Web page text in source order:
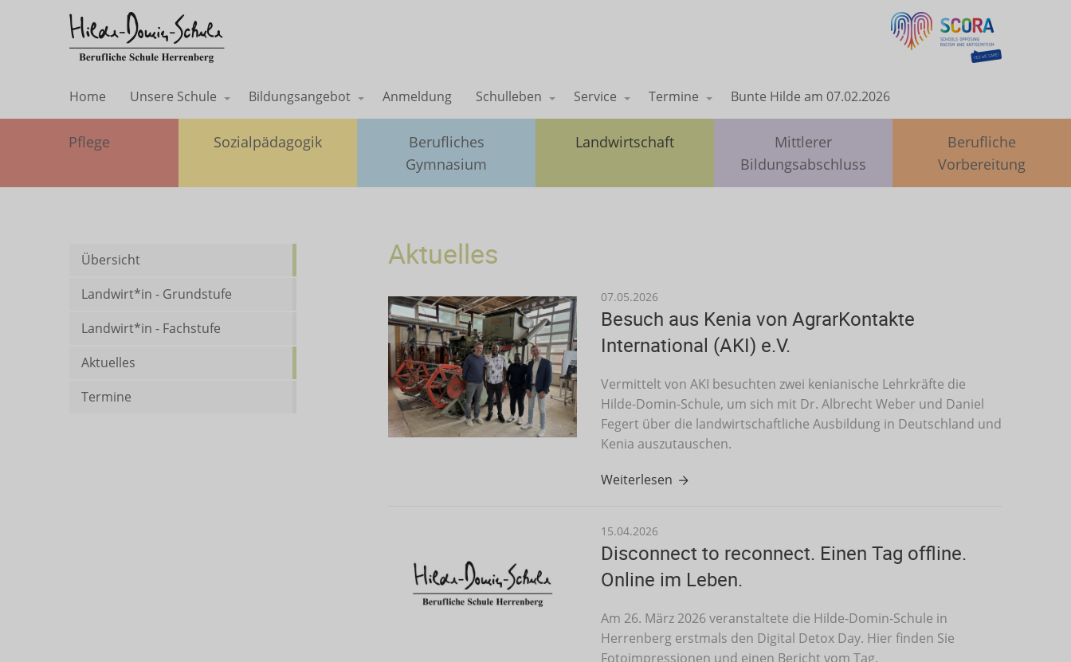
Home Unsere Schule Bildungsangebot Anmeldung Schulleben Service Termine Bunte Hilde am 07.02.2026
Pflege Sozialpädagogik
Berufliches
Gymnasium
Landwirtschaft
Mittlerer
Bildungsabschluss
Berufliche
Vorbereitung
Übersicht
Landwirt*in - Grundstufe
Landwirt*in - Fachstufe
Aktuelles
Termine
Aktuelles
07.05.2026
Besuch aus Kenia von AgrarKontakte
International (AKI) e.V.
Vermittelt von AKI besuchten zwei kenianische Lehrkräfte die
Hilde-Domin-Schule, um sich mit Dr. Albrecht Weber und Daniel
Fegert über die landwirtschaftliche Ausbildung in Deutschland und
Kenia auszutauschen.
Weiterlesen
15.04.2026
Disconnect to reconnect. Einen Tag offline.
Online im Leben.
Am 26. März 2026 veranstaltete die Hilde-Domin-Schule in
Herrenberg erstmals den Digital Detox Day. Hier finden Sie
Fotoimpressionen und einen Bericht vom Tag.